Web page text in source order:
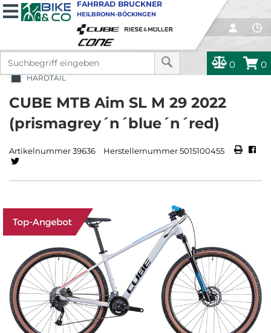
0 0
FAHRRAD BRUCKNER
HEILBRONN-BÖCKINGEN
HARDTAIL
CUBE MTB Aim SL M 29 2022
(prismagrey´n´blue´n´red)
Artikelnummer 39636 Herstellernummer 5015100455